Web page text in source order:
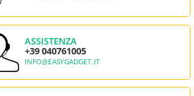
ASSISTENZA
+39 040761005
INFO@EASYGADGET.IT